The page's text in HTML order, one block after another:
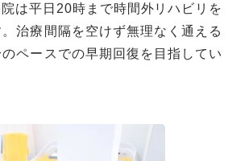
は平日20時まで時間外リハビリを
治療間隔を空けず無理なく通える
ペースでの早期回復を目指してい